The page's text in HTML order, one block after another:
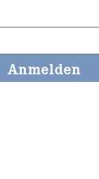
Anmelden